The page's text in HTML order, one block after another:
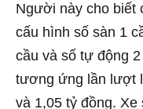
Người này cho biết
cấu hình số sàn 1
cầu và số tự động
tương ứng lần lượt
và 1,05 tỷ đồng.